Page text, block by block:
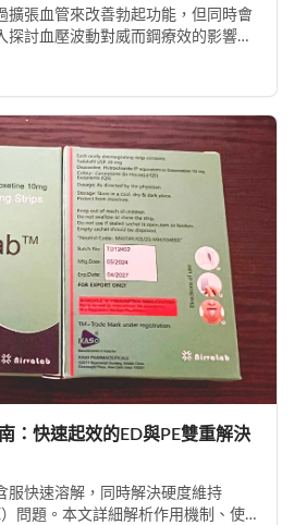
擴張血管來改善勃起功能，但同時會
探討血壓波動對威而鋼療效的影響，
性生活品質。
：快速起效的ED與PE雙重解決
服快速溶解，同時解決硬度維持
）問題。本文詳細解析作用機制、使